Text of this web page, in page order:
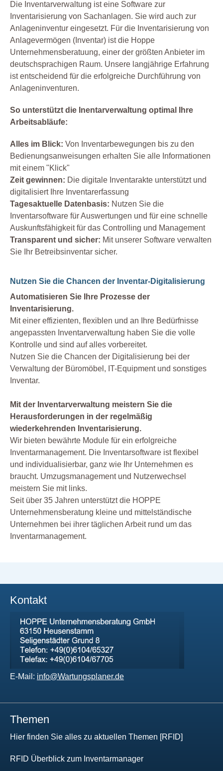
Die Inventarverwaltung ist eine Software zur
Inventarisierung von Sachanlagen. Sie wird auch zur
Anlageninventur eingesetzt. Für die Inventarisierung von
Anlagevermögen (Inventar) ist die Hoppe
Unternehmensberatuung, einer der größten Anbieter im
deutschsprachigen Raum. Unsere langjährige Erfahrung
ist entscheidend für die erfolgreiche Durchführung von
Anlageninventuren.
So unterstützt die Inentarverwaltung optimal Ihre
Arbeitsabläufe:
Alles im Blick: Von Inventarbewegungen bis zu den
Bedienungsanweisungen erhalten Sie alle Informationen
mit einem "Klick"
Zeit gewinnen: Die digitale Inventarakte unterstützt und
digitalisiert Ihre Inventarerfassung
Tagesaktuelle Datenbasis: Nutzen Sie die
Inventarsoftware für Auswertungen und für eine schnelle
Auskunftsfähigkeit für das Controlling und Management
Transparent und sicher: Mit unserer Software verwalten
Sie Ihr Betreibsinventar sicher.
Nutzen Sie die Chancen der Inventar-Digitalisierung
Automatisieren Sie Ihre Prozesse der
Inventarisierung.
Mit einer effizienten, flexiblen und an Ihre Bedürfnisse
angepassten Inventarverwaltung haben Sie die volle
Kontrolle und sind auf alles vorbereitet.
Nutzen Sie die Chancen der Digitalisierung bei der
Verwaltung der Büromöbel, IT-Equipment und sonstiges
Inventar.
Mit der Inventarverwaltung meistern Sie die
Herausforderungen in der regelmäßig
wiederkehrenden Inventarisierung.
Wir bieten bewährte Module für ein erfolgreiche
Inventarmanagement. Die Inventarsoftware ist flexibel
und individualisierbar, ganz wie Ihr Unternehmen es
braucht. Umzugsmanagement und Nutzerwechsel
meistern Sie mit links.
Seit über 35 Jahren unterstützt die HOPPE
Unternehmensberatung kleine und mittelständische
Unternehmen bei ihrer täglichen Arbeit rund um das
Inventarmanagement.
Kontakt
E-Mail: info@Wartungsplaner.de
Themen
Hier finden Sie alles zu aktuellen Themen [RFID]
RFID Überblick zum Inventarmanager